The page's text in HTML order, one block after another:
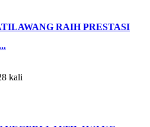
RAIH PRESTASI
kali